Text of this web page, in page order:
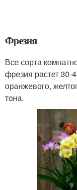
Фрезия
Все сорта
фрезия растет
оранжевого,
тона.